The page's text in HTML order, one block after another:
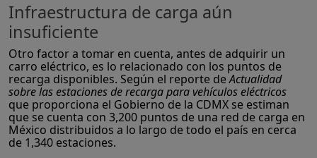
Infraestructura de carga aún
insuficiente
Otro factor a tomar en cuenta, antes de adquirir un
carro eléctrico, es lo relacionado con los puntos de
recarga disponibles. Según el reporte deActualidad
sobre las estaciones de recarga para vehículos eléctricos
que proporciona el Gobierno de la CDMX se estiman
que se cuenta con 3,200 puntos de una red de carga en
México distribuidos a lo largo de todo el país en cerca
de 1,340 estaciones.